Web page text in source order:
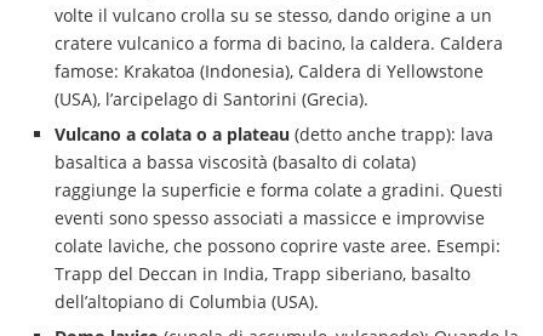
volte il vulcano crolla su se stesso, dando origine a un
cratere vulcanico a forma di bacino, la caldera. Caldera
famose: Krakatoa (Indonesia), Caldera di Yellowstone
(USA), l’arcipelago di Santorini (Grecia).
Vulcano a colata o a plateau (detto anche trapp): lava
basaltica a bassa viscosità (basalto di colata)
raggiunge la superficie e forma colate a gradini. Questi
eventi sono spesso associati a massicce e improvvise
colate laviche, che possono coprire vaste aree. Esempi:
Trapp del Deccan in India, Trapp siberiano, basalto
dell’altopiano di Columbia (USA).